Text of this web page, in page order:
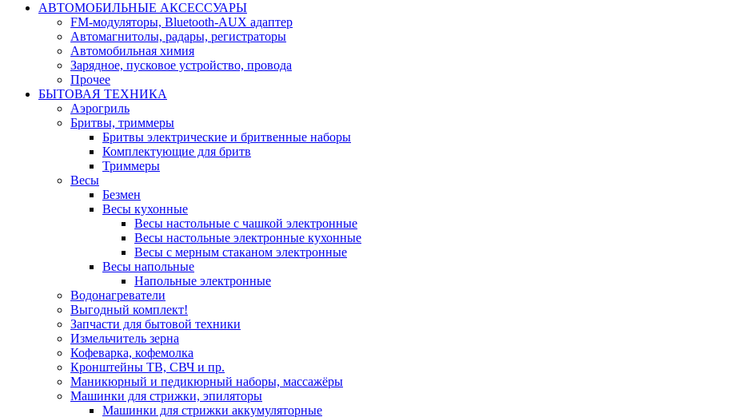
АВТОМОБИЛЬНЫЕ АКСЕССУАРЫ
FM-модуляторы, Bluetooth-AUX адаптер
Автомагнитолы, радары, регистраторы
Автомобильная химия
Зарядное, пусковое устройство, провода
Прочее
БЫТОВАЯ ТЕХНИКА
Аэрогриль
Бритвы, триммеры
Бритвы электрические и бритвенные наборы
Комплектующие для бритв
Триммеры
Весы
Безмен
Весы кухонные
Весы настольные с чашкой электронные
Весы настольные электронные кухонные
Весы с мерным стаканом электронные
Весы напольные
Напольные электронные
Водонагреватели
Выгодный комплект!
Запчасти для бытовой техники
Измельчитель зерна
Кофеварка, кофемолка
Кронштейны ТВ, СВЧ и пр.
Маникюрный и педикюрный наборы, массажёры
Машинки для стрижки, эпиляторы
Машинки для стрижки аккумуляторные